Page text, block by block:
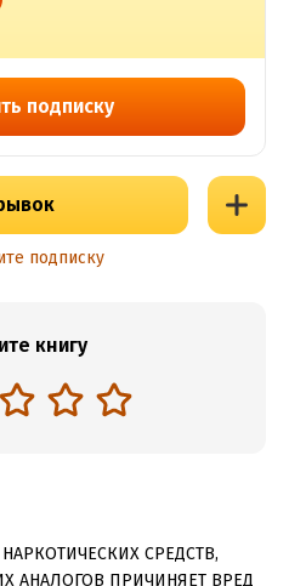
подписку
подписку
книгу
СРЕДСТВ,
АНАЛОГОВ ПРИЧИНЯЕТ ВРЕД